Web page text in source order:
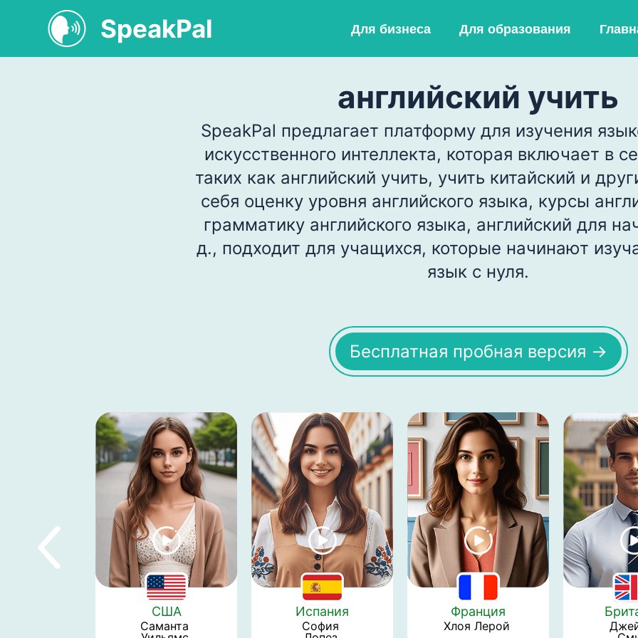
SpeakPal Для бизнеса Для образования
английский учить
SpeakPal предлагает платформу для изучения
искусственного интеллекта, которая включает в
таких как английский учить, учить китайский и
себя оценку уровня английского языка, курсы
грамматику английского языка, английский для
д., подходит для учащихся, которые начинают
язык с нуля.
Бесплатная пробная версия →
США
Саманта
Испания
София
Франция
Хлоя Лерой